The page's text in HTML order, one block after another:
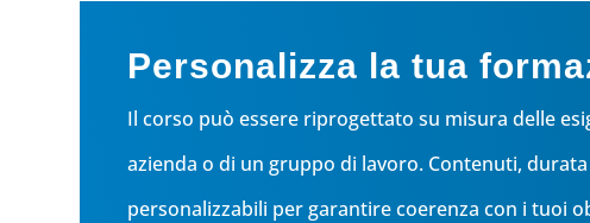
Personalizza la tua
Il corso può essere riprogettato su misura delle
azienda o di un gruppo di lavoro. Contenuti,
personalizzabili per garantire coerenza con i tuoi